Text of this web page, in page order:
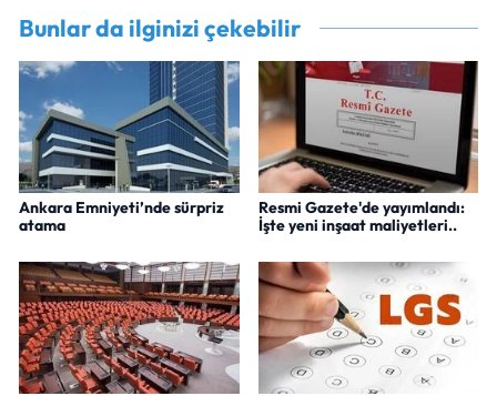
Bunlar da ilginizi çekebilir
Ankara Emniyeti’nde sürpriz
atama
Resmi Gazete'de yayımlandı:
İşte yeni inşaat maliyetleri..